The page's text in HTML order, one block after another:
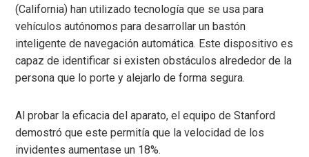
(California) han utilizado tecnología que se usa para
vehículos autónomos para desarrollar un bastón
inteligente de navegación automática. Este dispositivo es
capaz de identificar si existen obstáculos alrededor de la
persona que lo porte y alejarlo de forma segura.
Al probar la eficacia del aparato, el equipo de Stanford
demostró que este permitía que la velocidad de los
invidentes aumentase un 18%.